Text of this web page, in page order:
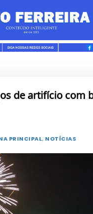
de artifício com
PRINCIPAL, NOTÍCIAS